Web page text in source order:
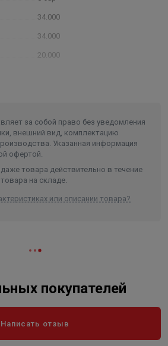
34.000
34.000
20.000
за собой право без уведомления
внешний вид, комплектацию
Указанная информация
офертой.
товара действительно в течение
на складе.
или описании товара?
покупателей
Написать отзыв